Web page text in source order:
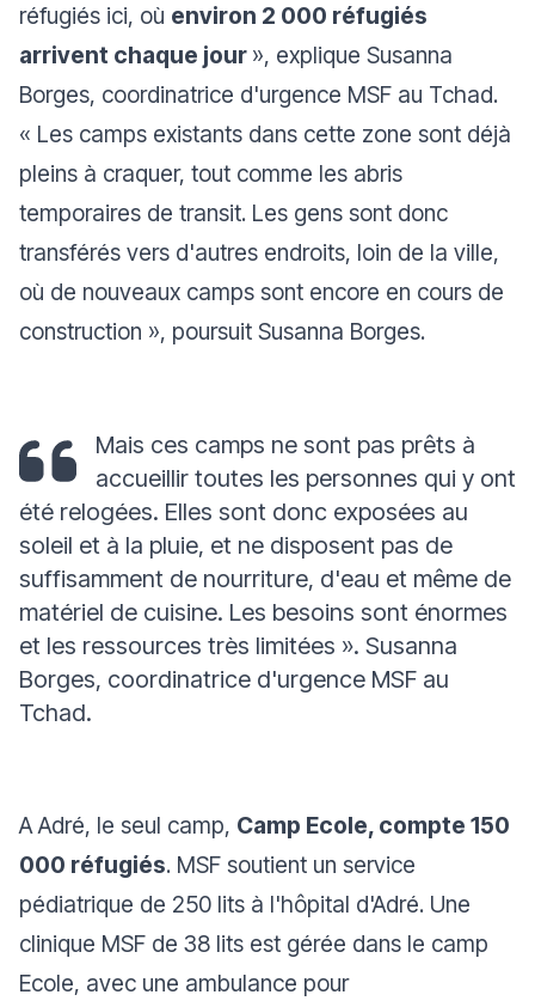
réfugiés ici, où environ 2 000 réfugiés
arrivent chaque jour », explique Susanna
Borges, coordinatrice d'urgence MSF au Tchad.
« Les camps existants dans cette zone sont déjà
pleins à craquer, tout comme les abris
temporaires de transit. Les gens sont donc
transférés vers d'autres endroits, loin de la ville,
où de nouveaux camps sont encore en cours de
construction », poursuit Susanna Borges.
Mais ces camps ne sont pas prêts à
accueillir toutes les personnes qui y ont
été relogées. Elles sont donc exposées au
soleil et à la pluie, et ne disposent pas de
suffisamment de nourriture, d'eau et même de
matériel de cuisine. Les besoins sont énormes
et les ressources très limitées ». Susanna
Borges, coordinatrice d'urgence MSF au
Tchad.
A Adré, le seul camp, Camp Ecole, compte 150
000 réfugiés. MSF soutient un service
pédiatrique de 250 lits à l'hôpital d'Adré. Une
clinique MSF de 38 lits est gérée dans le camp
Ecole, avec une ambulance pour